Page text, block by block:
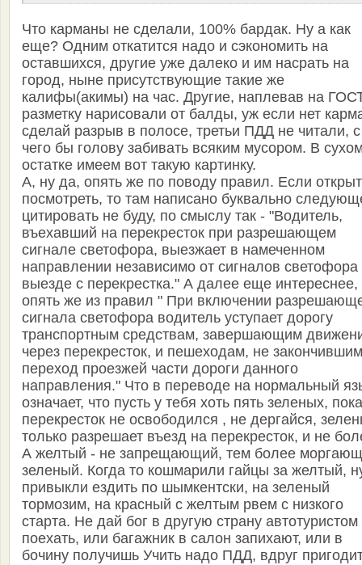
Что карманы не сделали, 100% бардак. Ну а как
еще? Одним откатится надо и сэкономить на
оставшихся, другие уже далеко и им насрать на
город, ныне присутствующие такие же
калифы(акимы) на час. Другие, наплевав на
разметку нарисовали от балды, уж если нет
сделай разрыв в полосе, третьи ПДД не читали, с
чего бы голову забивать всяким мусором. В
остатке имеем вот такую картинку.
А, ну да, опять же по поводу правил. Если
посмотреть, то там написано буквально
цитировать не буду, по смыслу так - "Водитель,
въехавший на перекресток при разрешающем
сигнале светофора, выезжает в намеченном
направлении независимо от сигналов светофора
выезде с перекрестка." А далее еще интереснее,
опять же из правил " При включении
сигнала светофора водитель уступает дорогу
транспортным средствам, завершающим
через перекресток, и пешеходам, не закончившим
переход проезжей части дороги данного
направления." Что в переводе на нормальный
означает, что пусть у тебя хоть пять зеленых, пока
перекресток не освободился , не дергайся,
только разрешает въезд на перекресток, и не
А желтый - не запрещающий, тем более
зеленый. Когда то кошмарили гайцы за желтый,
привыкли ездить по шымкентски, на зеленый
тормозим, на красный с желтым рвем с низкого
старта. Не дай бог в другую страну автотуристом
поехать, или багажник в салон запихают, или в
бочину получишь Учить надо ПДД, вдруг